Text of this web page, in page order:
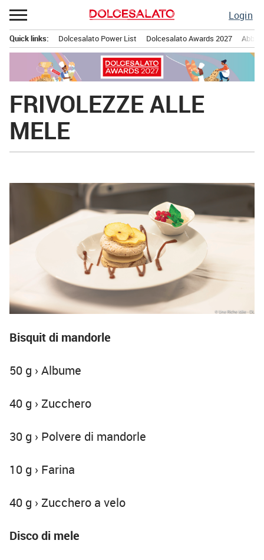
Passa
al
contenuto
Login
principale
Quick links: Dolcesalato Power List Dolcesalato Awards 2027
FRIVOLEZZE ALLE
MELE
Bisquit di mandorle
50 g › Albume
40 g › Zucchero
30 g › Polvere di mandorle
10 g › Farina
40 g › Zucchero a velo
Disco di mele